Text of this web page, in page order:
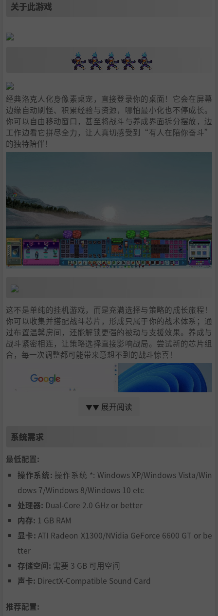
关于此游戏
经典洛克人化身像素桌宠，直接登录你的桌面！它会在屏幕
边缘自动刷怪、积累经验与资源，哪怕最小化也不停成长。
你可以自由移动窗口，甚至将战斗与养成界面拆分摆放，边
工作边看它拼尽全力，让人真切感受到“有人在陪你奋斗”
的独特陪伴！
这不是单纯的挂机游戏，而是充满选择与策略的成长旅程！
你可以收集并搭配战斗芯片，形成只属于你的战术体系；通
过布置温馨房间，还能解锁更强的被动与支援效果。养成与
战斗紧密相连，让策略选择直接影响战局。尝试新的芯片组
合，每一次调整都可能带来意想不到的战斗惊喜！
无论你在认真工作，还是放松娱乐，桌宠都在默默为你战
斗！你可以全权放手，让它在后台持续升级；也能实时操
作，亲手投放芯片，在关键时刻逆转战局。借助窗口拆分，
你能随时瞥一眼战况，又能在需要时立即出手——战斗与生
活无缝融合，爽感随时在线！即便离开桌面，也能发现桌宠
默默积累的成长和新战斗状态，让回归充满惊喜！
▼▼ 展开阅读
系统需求
最低配置:
操作系统: 操作系统 *: Windows XP/Windows Vista/Win
dows 7/Windows 8/Windows 10 etc
处理器: Dual-Core 2.0 GHz or better
内存: 1 GB RAM
显卡: ATI Radeon X1300/NVidia GeForce 6600 GT or be
tter
存储空间: 需要 3 GB 可用空间
声卡: DirectX-Compatible Sound Card
推荐配置: